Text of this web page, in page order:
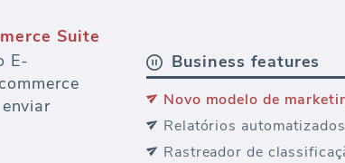
Suite
E-
Business features
Relatórios automatizados